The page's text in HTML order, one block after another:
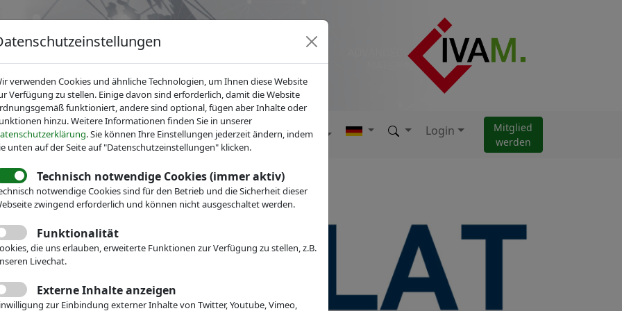
News Dienstleistungen Fachgruppen Über IVAM Login
Mitglied
werden
Mitglieder
–
für
verwenden Cookies und ähnliche Technologien, um Ihnen diese Website
Verfügung zu stellen. Einige davon sind erforderlich, damit die Website
funktioniert, andere sind optional, fügen aber Inhalte oder
hinzu. Weitere Informationen finden Sie in unserer
. Sie können Ihre Einstellungen jederzeit ändern, indem
unten auf der Seite auf "Datenschutzeinstellungen" klicken.
Technisch notwendige Cookies (immer aktiv)
notwendige Cookies sind für den Betrieb und die Sicherheit dieser
zwingend erforderlich und können nicht ausgeschaltet werden.
Funktionalität
die uns erlauben, erweiterte Funktionen zur Verfügung zu stellen, z.B.
Livechat.
Externe Inhalte anzeigen
zur Einbindung externer Inhalte von Twitter, Youtube, Vimeo,